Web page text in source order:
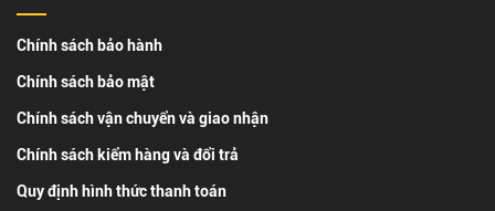
Chính sách bảo hành
Chính sách bảo mật
Chính sách vận chuyển và giao nhận
Chính sách kiểm hàng và đổi trả
Quy định hình thức thanh toán